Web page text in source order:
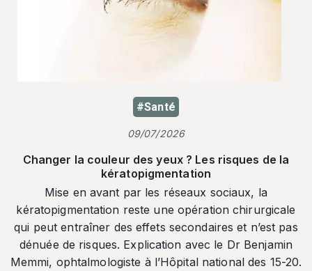
#Santé
09/07/2026
Changer la couleur des yeux ? Les risques de la
kératopigmentation
Mise en avant par les réseaux sociaux, la
kératopigmentation reste une opération chirurgicale
qui peut entraîner des effets secondaires et n’est pas
dénuée de risques. Explication avec le Dr Benjamin
Memmi, ophtalmologiste à l’Hôpital national des 15-20.